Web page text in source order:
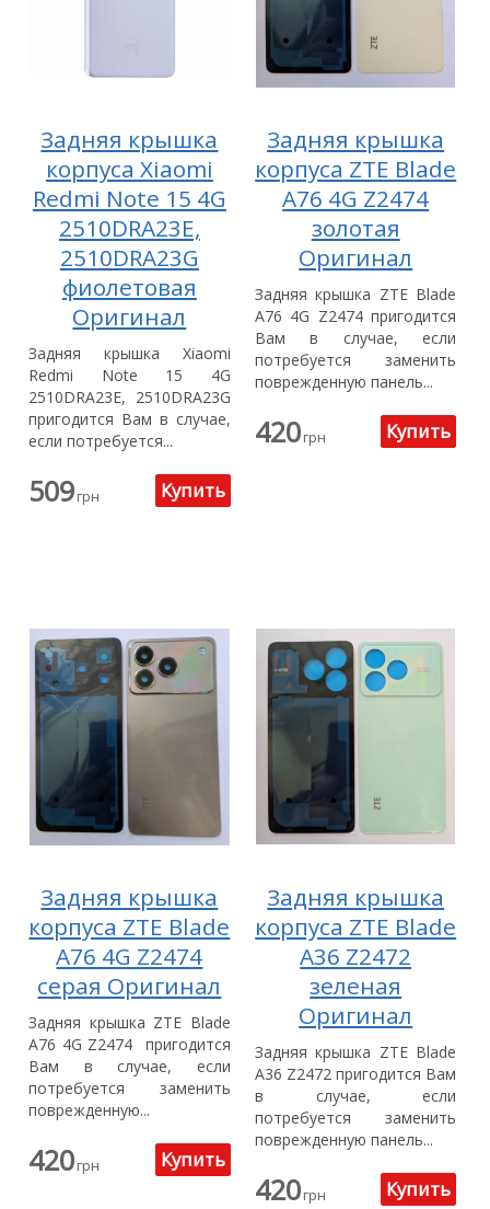
Задняя крышка
корпуса Xiaomi
Redmi Note 15 4G
2510DRA23E,
2510DRA23G
фиолетовая
Оригинал
Задняя крышка Xiaomi
Redmi Note 15 4G
2510DRA23E, 2510DRA23G
пригодится Вам в случае,
если потребуется...
509грн
Задняя крышка
корпуса ZTE Blade
A76 4G Z2474
золотая
Оригинал
Задняя крышка ZTE Blade
A76 4G Z2474 пригодится
Вам в случае, если
потребуется заменить
поврежденную панель...
420грн
Задняя крышка
корпуса ZTE Blade
A76 4G Z2474
серая Оригинал
Задняя крышка ZTE Blade
A76 4G Z2474 пригодится
Вам в случае, если
потребуется заменить
поврежденную...
420грн
Задняя крышка
корпуса ZTE Blade
A36 Z2472
зеленая
Оригинал
Задняя крышка ZTE Blade
A36 Z2472 пригодится Вам
в случае, если
потребуется заменить
поврежденную панель...
420грн